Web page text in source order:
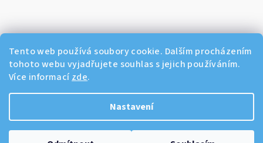
Tento web používá soubory cookie. Dalším procházením
tohoto webu vyjadřujete souhlas s jejich používáním.
Více informací zde.
Nastavení
Sledovat na Instagramu